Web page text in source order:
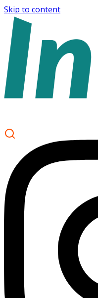
Skip to content